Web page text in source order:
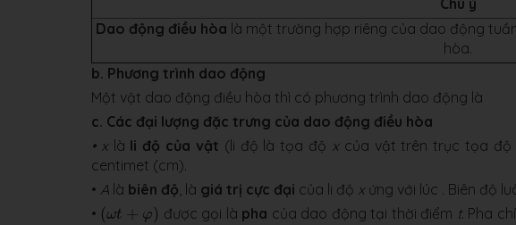
Chú ý
Dao động điều hòa là một trường hợp riêng của dao động
hòa.
b. Phương trình dao động
Một vật dao động điều hòa thì có phương trình dao động là
c. Các đại lượng đặc trưng của dao động điều hòa
• xlà li độ của vật (li độ là tọa độ xcủa vật trên trục tọa độ
centimet (cm).
• A là biên độ, là giá trị cực đại của li độ xứng với lúc . Biên độ
• (ωt + φ)
(ωt được gọi là pha của dao động tại thời điểm t. Pha